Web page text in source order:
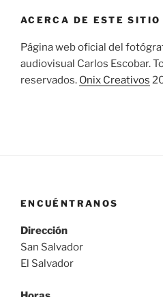
ACERCA DE ESTE SITIO
Página web oficial del
audiovisual Carlos Escobar.
reservados. Onix Creativos
ENCUÉNTRANOS
Dirección
San Salvador
El Salvador